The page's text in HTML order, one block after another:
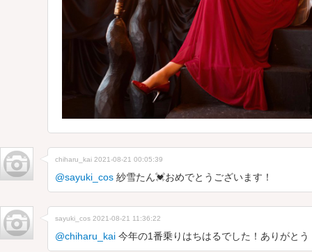
chiharu_kai 2021-08-21 00:05:39
@sayuki_cos 紗雪たん💓おめでとうございます！
sayuki_cos 2021-08-21 11:36:22
@chiharu_kai 今年の1番乗りはちはるでした！ありがとう